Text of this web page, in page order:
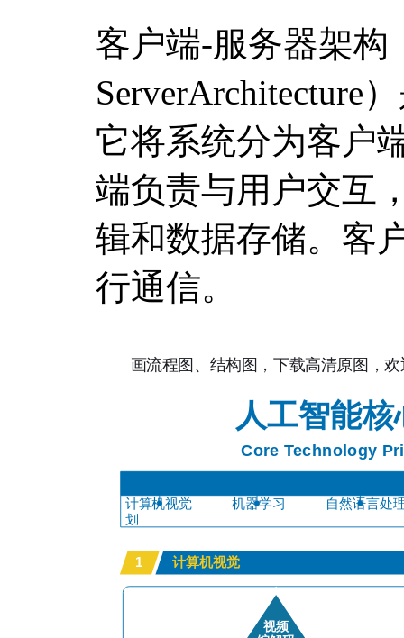
客户端-服务器架构
ServerArchitecture
它将系统分为客户
端负责与用户交互
辑和数据存储。客
行通信。